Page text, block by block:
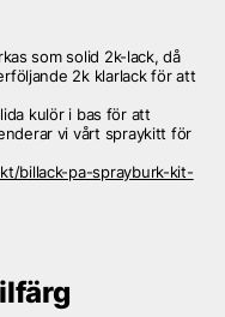
som solid 2k-lack, då
2k klarlack för att
kulör i bas för att
vi vårt spraykitt för
billack-pa-sprayburk-kit-